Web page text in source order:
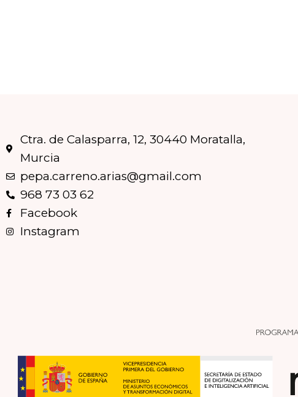
Ctra. de Calasparra, 12, 30440 Moratalla,
Murcia
pepa.carreno.arias@gmail.com
968 73 03 62
Facebook
Instagram